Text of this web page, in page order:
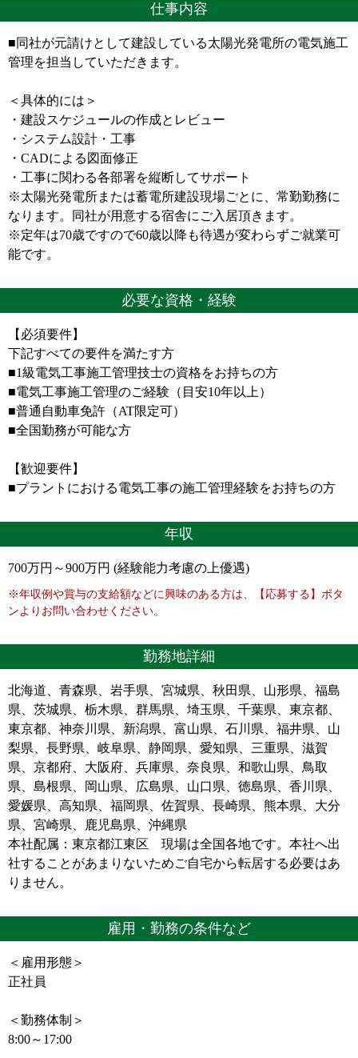
仕事内容
■同社が元請けとして建設している太陽光発電所の電気施工
管理を担当していただきます。
＜具体的には＞
・建設スケジュールの作成とレビュー
・システム設計・工事
・CADによる図面修正
・工事に関わる各部署を縦断してサポート
※太陽光発電所または蓄電所建設現場ごとに、常勤勤務に
なります。同社が用意する宿舎にご入居頂きます。
※定年は70歳ですので60歳以降も待遇が変わらずご就業可
能です。
必要な資格・経験
【必須要件】
下記すべての要件を満たす方
■1級電気工事施工管理技士の資格をお持ちの方
■電気工事施工管理のご経験（目安10年以上）
■普通自動車免許（AT限定可）
■全国勤務が可能な方
【歓迎要件】
■プラントにおける電気工事の施工管理経験をお持ちの方
年収
700万円～900万円 (経験能力考慮の上優遇)
※年収例や賞与の支給額などに興味のある方は、【応募する】ボタ
ンよりお問い合わせください。
勤務地詳細
北海道、青森県、岩手県、宮城県、秋田県、山形県、福島
県、茨城県、栃木県、群馬県、埼玉県、千葉県、東京都、
東京都、神奈川県、新潟県、富山県、石川県、福井県、山
梨県、長野県、岐阜県、静岡県、愛知県、三重県、滋賀
県、京都府、大阪府、兵庫県、奈良県、和歌山県、鳥取
県、島根県、岡山県、広島県、山口県、徳島県、香川県、
愛媛県、高知県、福岡県、佐賀県、長崎県、熊本県、大分
県、宮崎県、鹿児島県、沖縄県
本社配属：東京都江東区 現場は全国各地です。本社へ出
社することがあまりないためご自宅から転居する必要はあ
りません。
雇用・勤務の条件など
＜雇用形態＞
正社員
＜勤務体制＞
8:00～17:00